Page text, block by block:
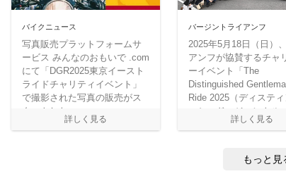
バイクニュース
写真販売プラットフォームサ
ービス みんなのおもいで .com
にて「DGR2025東京イースト
ライドチャリティイベント」
で撮影された写真の販売がス
タートした。
バージントライアンフ
2025年5月18日（日）
アンフが協賛するチャ
ーイベント「The
Distinguished
Ride 2025（ディステ
ッシュド・ジェントル
ズ・ライド）」が世界
もっと見